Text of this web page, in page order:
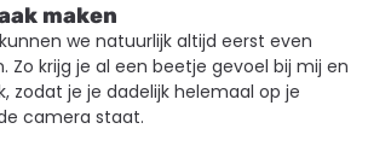
maken
we natuurlijk altijd eerst even
Zo krijg je al een beetje gevoel bij mij en
zodat je je dadelijk helemaal op je
camera staat.